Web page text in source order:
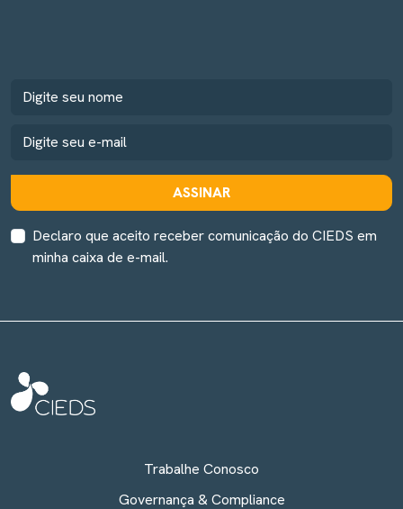
ASSINAR
Declaro que aceito receber comunicação do CIEDS em
minha caixa de e-mail.
Trabalhe Conosco
Governança & Compliance